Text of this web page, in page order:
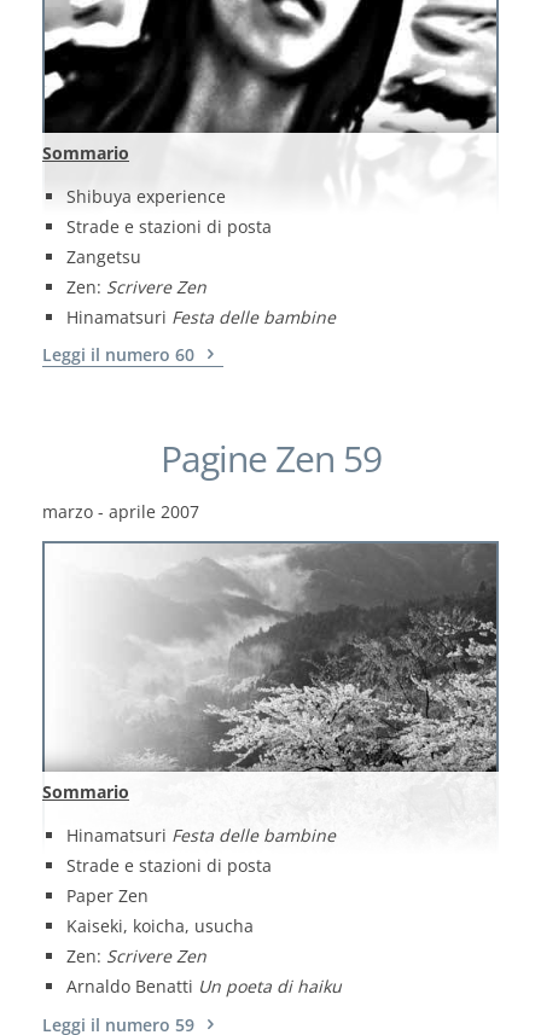
Sommario
Shibuya experience
Strade e stazioni di posta
Zangetsu
Zen: Scrivere Zen
Hinamatsuri Festa delle bambine
Leggi il numero 60
Pagine Zen 59
marzo - aprile 2007
Sommario
Hinamatsuri Festa delle bambine
Strade e stazioni di posta
Paper Zen
Kaiseki, koicha, usucha
Zen: Scrivere Zen
Arnaldo Benatti Un poeta di haiku
Leggi il numero 59